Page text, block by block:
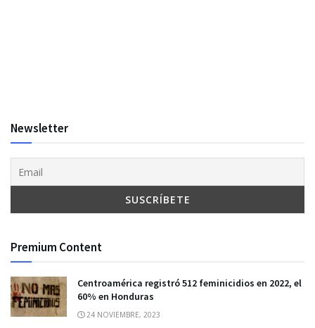
Newsletter
Premium Content
Centroamérica registró 512 feminicidios en 2022, el
60% en Honduras
24 NOVIEMBRE, 2023